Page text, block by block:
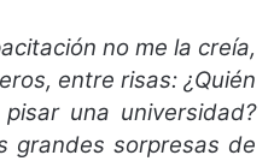
no me la creía,
entre risas: ¿Quién
una universidad?
grandes sorpresas de